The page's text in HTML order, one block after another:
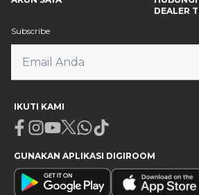
DEALER
Subscribe
IKUTI KAMI
Facebook
Instagram
Youtube
X Whatsapp
Tiktok
GUNAKAN APLIKASI DIGIROOM